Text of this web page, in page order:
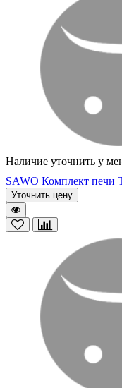
Наличие уточнить у
SAWO Комплект печи
Уточнить цену